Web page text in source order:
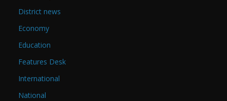
District news
Economy
Education
Features Desk
International
National